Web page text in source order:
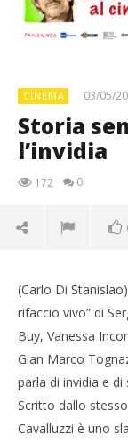
CINEMA 03/05/
Storia
l’invidia
172 0
(Carlo Di
rifaccio vivo” di
Buy, Vanessa
Gian Marco
parla di invidia e
Scritto dallo
Cavalluzzi è uno